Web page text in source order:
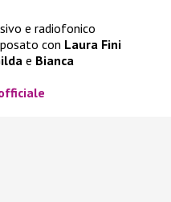
e radiofonico
con Laura Fini
e Bianca